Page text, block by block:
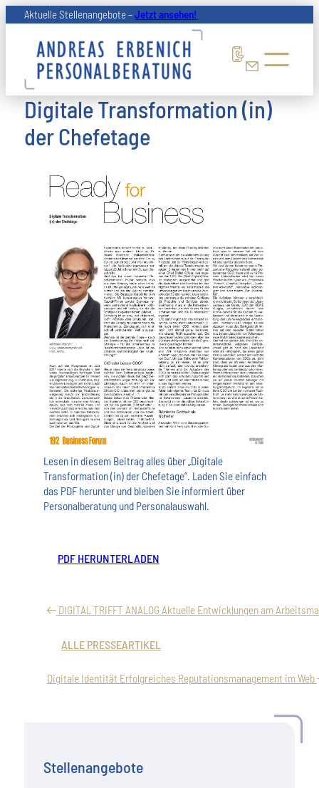
Inhalt
springen
Aktuelle Stellenangebote –Jetzt ansehen!
Digitale Transformation (in)
der Chefetage
Lesen in diesem Beitrag alles über „Digitale
Transformation (in) der Chefetage“. Laden Sie einfach
das PDF herunter und bleiben Sie informiert über
Personalberatung und Personalauswahl.
PDF HERUNTERLADEN
DIGITAL TRIFFT ANALOG Aktuelle Entwicklungen am
ALLE PRESSEARTIKEL
Digitale Identität Erfolgreiches Reputationsmanagement im Web
Stellenangebote